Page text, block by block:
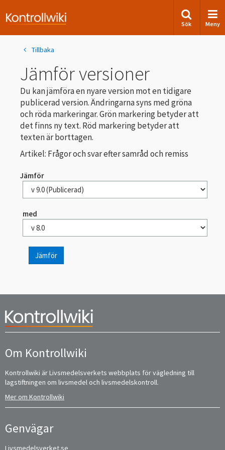
Sök Meny
Tillbaka
Jämför versioner
Du kan jämföra en nyare version mot en tidigare
publicerad version. Ändringarna syns med gröna
och röda markeringar. Grön markering betyder att
det finns ny text. Röd markering betyder att
texten är borttagen.
Artikel: Frågor och svar efter samråd och remiss
Jämför
med
Jämför
Om Kontrollwiki
Kontrollwiki är Livsmedelsverkets webbplats för vägledning till
lagstiftningen om livsmedel och livsmedelskontroll.
Mer om Kontrollwiki
Genvägar
Livsmedelsverket.se